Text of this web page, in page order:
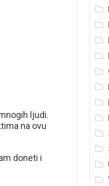
ljudi.
na ovu
doneti i